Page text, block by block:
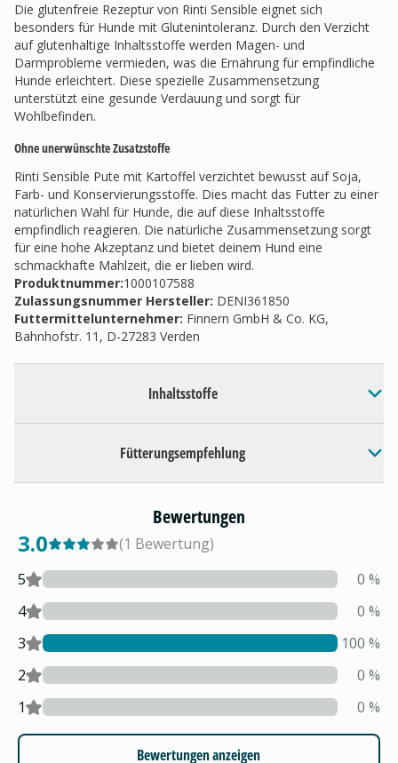
Die glutenfreie Rezeptur von Rinti Sensible eignet sich
besonders für Hunde mit Glutenintoleranz. Durch den Verzicht
auf glutenhaltige Inhaltsstoffe werden Magen- und
Darmprobleme vermieden, was die Ernährung für empfindliche
Hunde erleichtert. Diese spezielle Zusammensetzung
unterstützt eine gesunde Verdauung und sorgt für
Wohlbefinden.
Ohne unerwünschte Zusatzstoffe
Rinti Sensible Pute mit Kartoffel verzichtet bewusst auf Soja,
Farb- und Konservierungsstoffe. Dies macht das Futter zu einer
natürlichen Wahl für Hunde, die auf diese Inhaltsstoffe
empfindlich reagieren. Die natürliche Zusammensetzung sorgt
für eine hohe Akzeptanz und bietet deinem Hund eine
schmackhafte Mahlzeit, die er lieben wird.
Produktnummer:1000107588
Zulassungsnummer Hersteller: DENI361850
Futtermittelunternehmer: Finnern GmbH & Co. KG,
Bahnhofstr. 11, D-27283 Verden
Inhaltsstoffe
Fütterungsempfehlung
Bewertungen
3.0 (1 Bewertung)
5
0 %
4
0 %
3
100 %
2
0 %
1
0 %
Bewertungen anzeigen